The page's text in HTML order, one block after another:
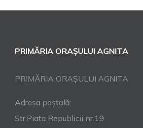
PRIMĂRIA ORAȘULUI AGNITA
PRIMĂRIA ORAȘULUI AGNITA
Adresa poștală:
Str.Piata Republicii nr.19